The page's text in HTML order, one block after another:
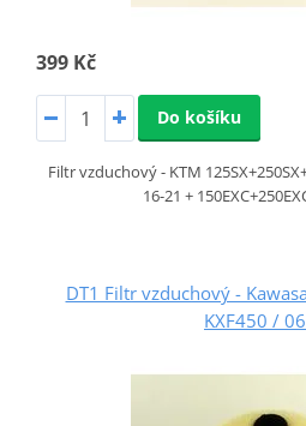
399 Kč
Do košíku
Filtr vzduchový - KTM
16-21 +
DT1 Filtr vzduchový -
KXF450 /